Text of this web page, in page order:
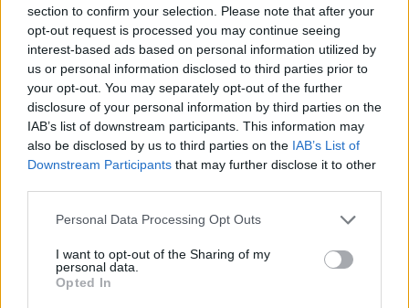
section to confirm your selection. Please note that after your
opt-out request is processed you may continue seeing
interest-based ads based on personal information utilized by
us or personal information disclosed to third parties prior to
your opt-out. You may separately opt-out of the further
disclosure of your personal information by third parties on the
IAB’s list of downstream participants. This information may
also be disclosed by us to third parties on the IAB’s List of
Downstream Participants that may further disclose it to other
Personal Data Processing Opt Outs
I want to opt-out of the Sharing of my
personal data.
Opted In